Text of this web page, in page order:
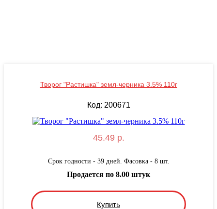
Творог "Растишка" земл-черника 3.5% 110г
Код: 200671
45.49 р.
Срок годности - 39 дней. Фасовка - 8 шт.
Купить
Продается по 8.00 штук